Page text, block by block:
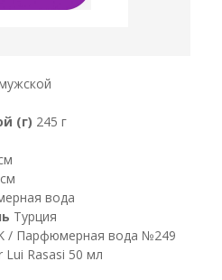
(г) 245 г
вода
Турция
/ Парфюмерная вода №249
Lui Rasasi 50 мл